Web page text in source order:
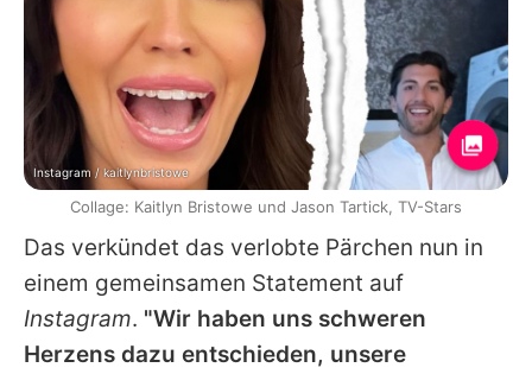
Das verkündet das verlobte Pärchen nun in
einem gemeinsamen Statement auf
Instagram. "Wir haben uns schweren
Herzens dazu entschieden, unsere
Instagram / kaitlynbristowe
Collage: Kaitlyn Bristowe und Jason Tartick, TV-Stars